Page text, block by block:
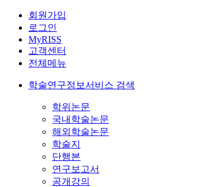
회원가입
로그인
MyRISS
고객센터
전체메뉴
학술연구정보서비스 검색
학위논문
국내학술논문
해외학술논문
학술지
단행본
연구보고서
공개강의